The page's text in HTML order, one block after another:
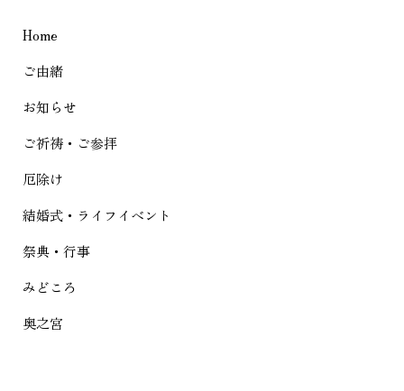
ー
シ
ョ
ン
Home
ご由緒
お知らせ
ご祈祷・ご参拝
厄除け
結婚式・ライフイベント
祭典・行事
みどころ
奥之宮